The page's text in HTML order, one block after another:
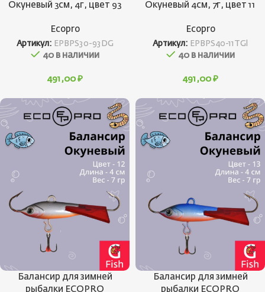
Окуневый 3см, 4г, цвет 93
Ecopro
Артикул: EPBPS30-93DG
40 в наличии
491,00 ₽
Окуневый 4см, 7г, цвет 11
Ecopro
Артикул: EPBPS40-11TGl
40 в наличии
491,00 ₽
Балансир для зимней
рыбалки ECOPRO
Балансир для зимней
рыбалки ECOPRO